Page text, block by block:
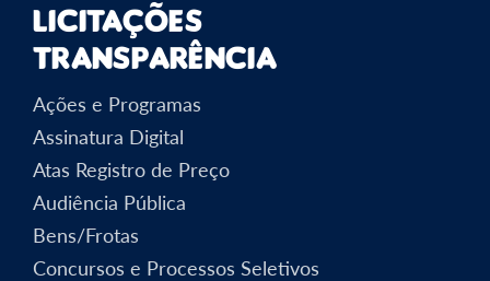
Licitações
Transparência
Ações e Programas
Assinatura Digital
Atas Registro de Preço
Audiência Pública
Bens/Frotas
Concursos e Processos Seletivos